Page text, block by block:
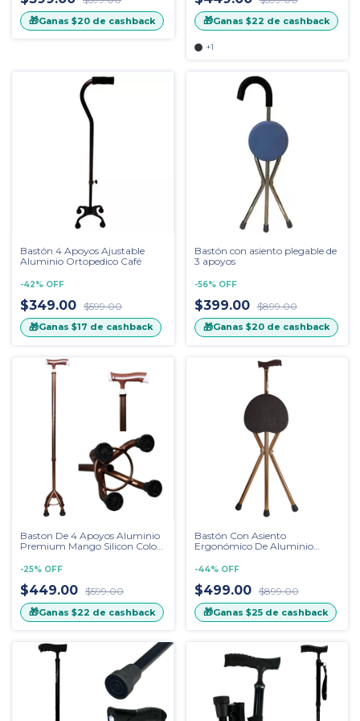
🎁Ganas $20 de cashback
🎁Ganas $22 de cashback
+1
Bastón 4 Apoyos Ajustable
Aluminio Ortopedico Café
-42% OFF
$349.00 $599.00
🎁Ganas $17 de cashback
Bastón con asiento plegable de
3 apoyos
-56% OFF
$399.00 $899.00
🎁Ganas $20de cashback
Baston De 4 Apoyos Aluminio
Premium Mango Silicon Color
-25% OFF
$449.00 $599.00
🎁Ganas $22 de cashback
Bastón Con Asiento
Ergonómico De Aluminio
-44% OFF
$499.00 $899.00
🎁Ganas $25de cashback